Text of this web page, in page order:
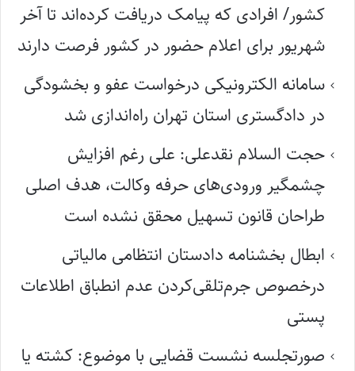
کشور/ افرادی که پیامک دریافت کرده‌اند تا آخر
شهریور برای اعلام حضور در کشور فرصت دارند
سامانه الکترونیکی درخواست عفو و بخشودگی
در دادگستری استان تهران راه‌اندازی شد
حجت السلام نقدعلی: علی رغم افزایش
چشمگیر ورودی‌های حرفه وکالت، هدف اصلی
طراحان قانون تسهیل محقق نشده است
ابطال بخشنامه دادستان انتظامی مالیاتی
درخصوص جرم‌تلقی‌کردن عدم انطباق اطلاعات
پستی
صورتجلسه نشست قضایی با موضوع: کشته یا